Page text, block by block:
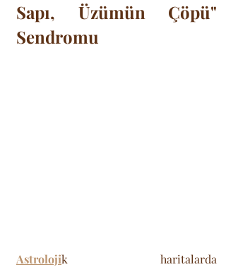
Sapı, Üzümün Çöpü"
Sendromu
Astrolojik haritalarda